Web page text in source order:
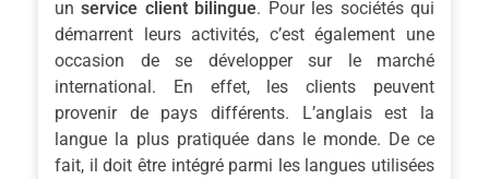
unservice client bilingue. Pour les sociétés qui
démarrent leurs activités, c’est également une
occasion de se développer sur le marché
international. En effet, les clients peuvent
provenir de pays différents. L’anglais est la
langue la plus pratiquée dans le monde. De ce
fait, il doit être intégré parmi les langues utilisées